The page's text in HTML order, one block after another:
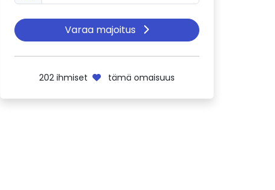
Varaa majoitus
202 ihmiset tämä omaisuus